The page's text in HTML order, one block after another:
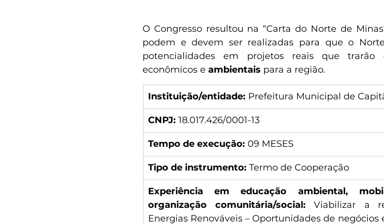
O Congresso resultou na “Carta do Norte de
podem e devem ser realizadas para que o
potencialidades em projetos reais que trarão
econômicos e ambientais para a região.
Instituição/entidade: Prefeitura Municipal de
CNPJ: 18.017.426/0001-13
Tempo de execução: 09 MESES
Tipo de instrumento: Termo de Cooperação
Experiência em educação ambiental,
organização comunitária/social: Viabilizar a
Energias Renováveis – Oportunidades de